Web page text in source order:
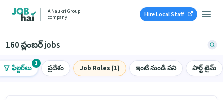
A Naukri Group
company
Hire Local Staff
160 ప్లంబర్ jobs
ఫిల్టర్‌లు
1
ప్రదేశం Job Roles (1) ఇంటి నుండి పని పార్ట్ టైమ్